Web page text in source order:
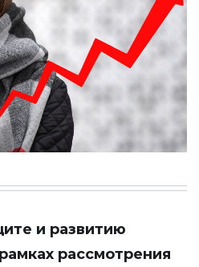
и развитию
рассмотрения